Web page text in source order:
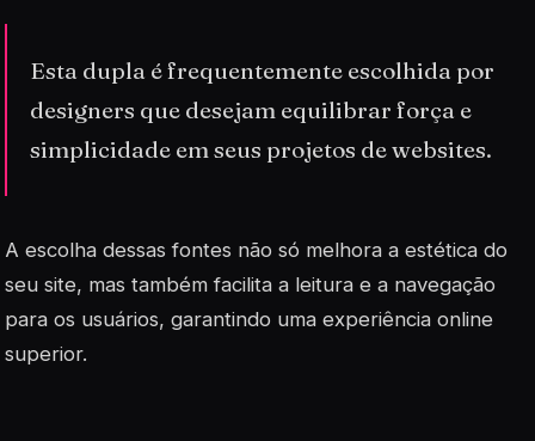
Esta dupla é frequentemente escolhida por
designers que desejam equilibrar força e
simplicidade em seus projetos de websites.
A escolha dessas fontes não só melhora a estética do
seu site, mas também facilita a leitura e a navegação
para os usuários, garantindo uma experiência online
superior.